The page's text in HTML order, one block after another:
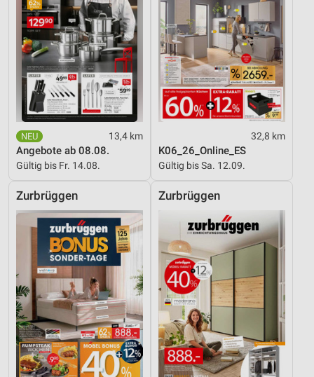
13,4 km
Angebote ab 08.08.
Gültig bis Fr. 14.08.
32,8 km
K06_26_Online_ES
Gültig bis Sa. 12.09.
Zurbrüggen Zurbrüggen
Verwendung genauer Standortdaten
Geräte anhand von aktiv angeforderten
Informationen identifizieren
Nicht-IAB-Verarbeitungszwecke:
Notwendig
Performance
Funktional
Werbung